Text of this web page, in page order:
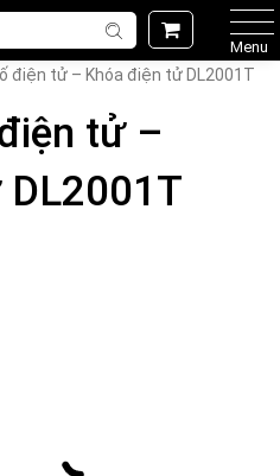
Menu
điện tử – Khóa điện tử DL2001T
tử –